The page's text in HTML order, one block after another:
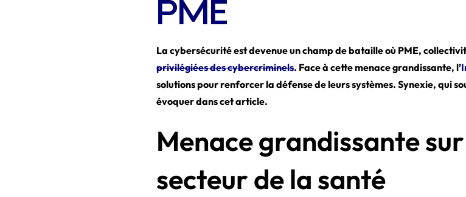
PME
La cybersécurité est devenue un champ de bataille où PME,
privilégiées des cybercriminels. Face à cette menace grandissante, l’
solutions pour renforcer la défense de leurs systèmes. Synexie, qui
évoquer dans cet article.
Menace grandissante
secteur de la santé